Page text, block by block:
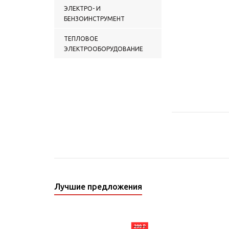
ЭЛЕКТРО- И
БЕНЗОИНСТРУМЕНТ
ТЕПЛОВОЕ
ЭЛЕКТРООБОРУДОВАНИЕ
Лучшие предложения